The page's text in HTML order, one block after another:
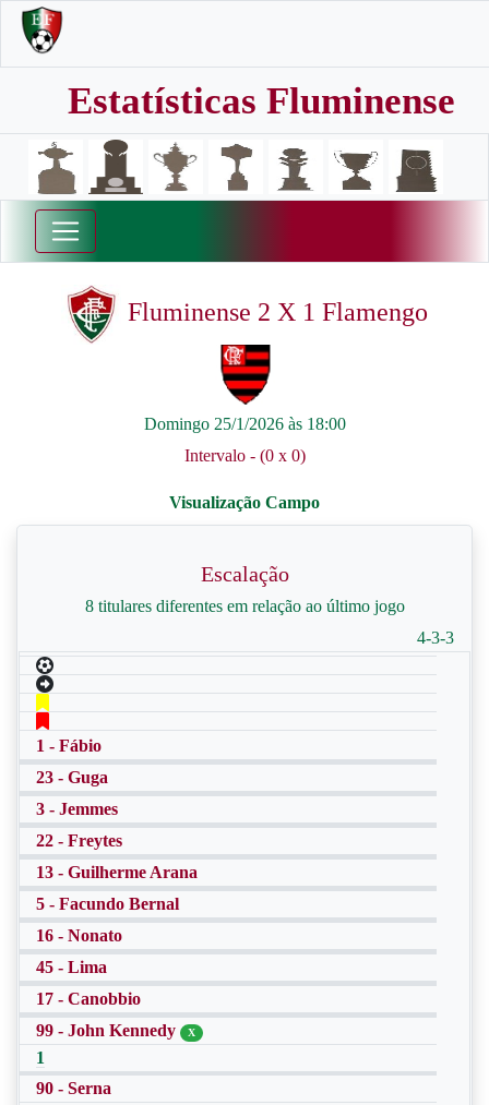
Estatísticas Fluminense
Fluminense 2 X 1 Flamengo
Domingo 25/1/2026 às 18:00
Intervalo - (0 x 0)
Escalação
8 titulares diferentes em relação ao último jogo
4-3-3
1 - Fábio
23 - Guga
3 - Jemmes
22 - Freytes
13 - Guilherme Arana
5 - Facundo Bernal
16 - Nonato
45 - Lima
17 - Canobbio
99 - John Kennedy
X
1
90 - Serna